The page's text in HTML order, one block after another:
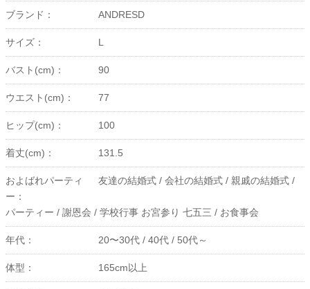
ブランド： ANDRESD
サイズ： L
バスト(cm)： 90
ウエスト(cm)： 77
ヒップ(cm)： 100
着丈(cm)： 131.5
およばれパーティ
ー：
友達の結婚式 / 会社の結婚式 / 親戚の結婚式 /
パーティー / 謝恩会 / 学校行事 お宮参り 七五三 / お食事会
年代： 20〜30代 / 40代 / 50代～
体型： 165cm以上